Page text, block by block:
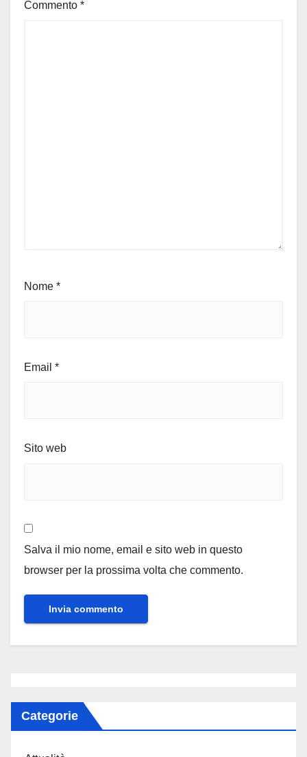
Commento *
Nome *
Email *
Sito web
Salva il mio nome, email e sito web in questo
browser per la prossima volta che commento.
Categorie